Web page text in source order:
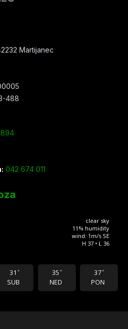
Martijanec
488
042 674 011
clear sky
11% humidity
wind: 1m/s SE
H 37 • L 36
31 °
SUB
35 °
NED
37 °
PON